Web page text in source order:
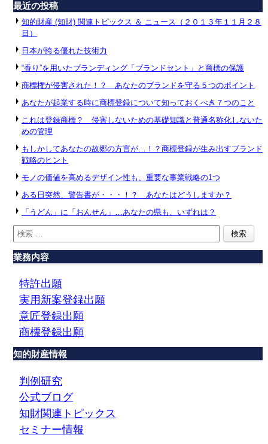
最近の投稿
知的財産 (知財) 関連トピックス ＆ ニュース（２０１３年１１月２８
日）
日本が誇る優れた技術力
“香り”を用いたブランディング「ブランドセント」と商標の保護
商標権が侵害された！？ あなたのブランドを守る５つのポイント
あなたが起業する時に商標登録について知っておくべき７つのこと
これは登録商標？ 侵害しないための基礎知識と普通名称化しないた
めの管理
もしかしてあなたの故郷の方言が…！？商標登録が生み出すブランド
戦略のヒント
モノの価値を高めるデザイン性も、重要な事業戦略の1つ
ある日突然、警告書が・・・！？ あなたはどうしますか？
「うどん」に「おんせん」…あなたの県も、いずれは？
業務内容
特許出願
実用新案登録出願
意匠登録出願
商標登録出願
知的財産情報
判例研究
公式ブログ
知財関連トピックス
セミナー情報